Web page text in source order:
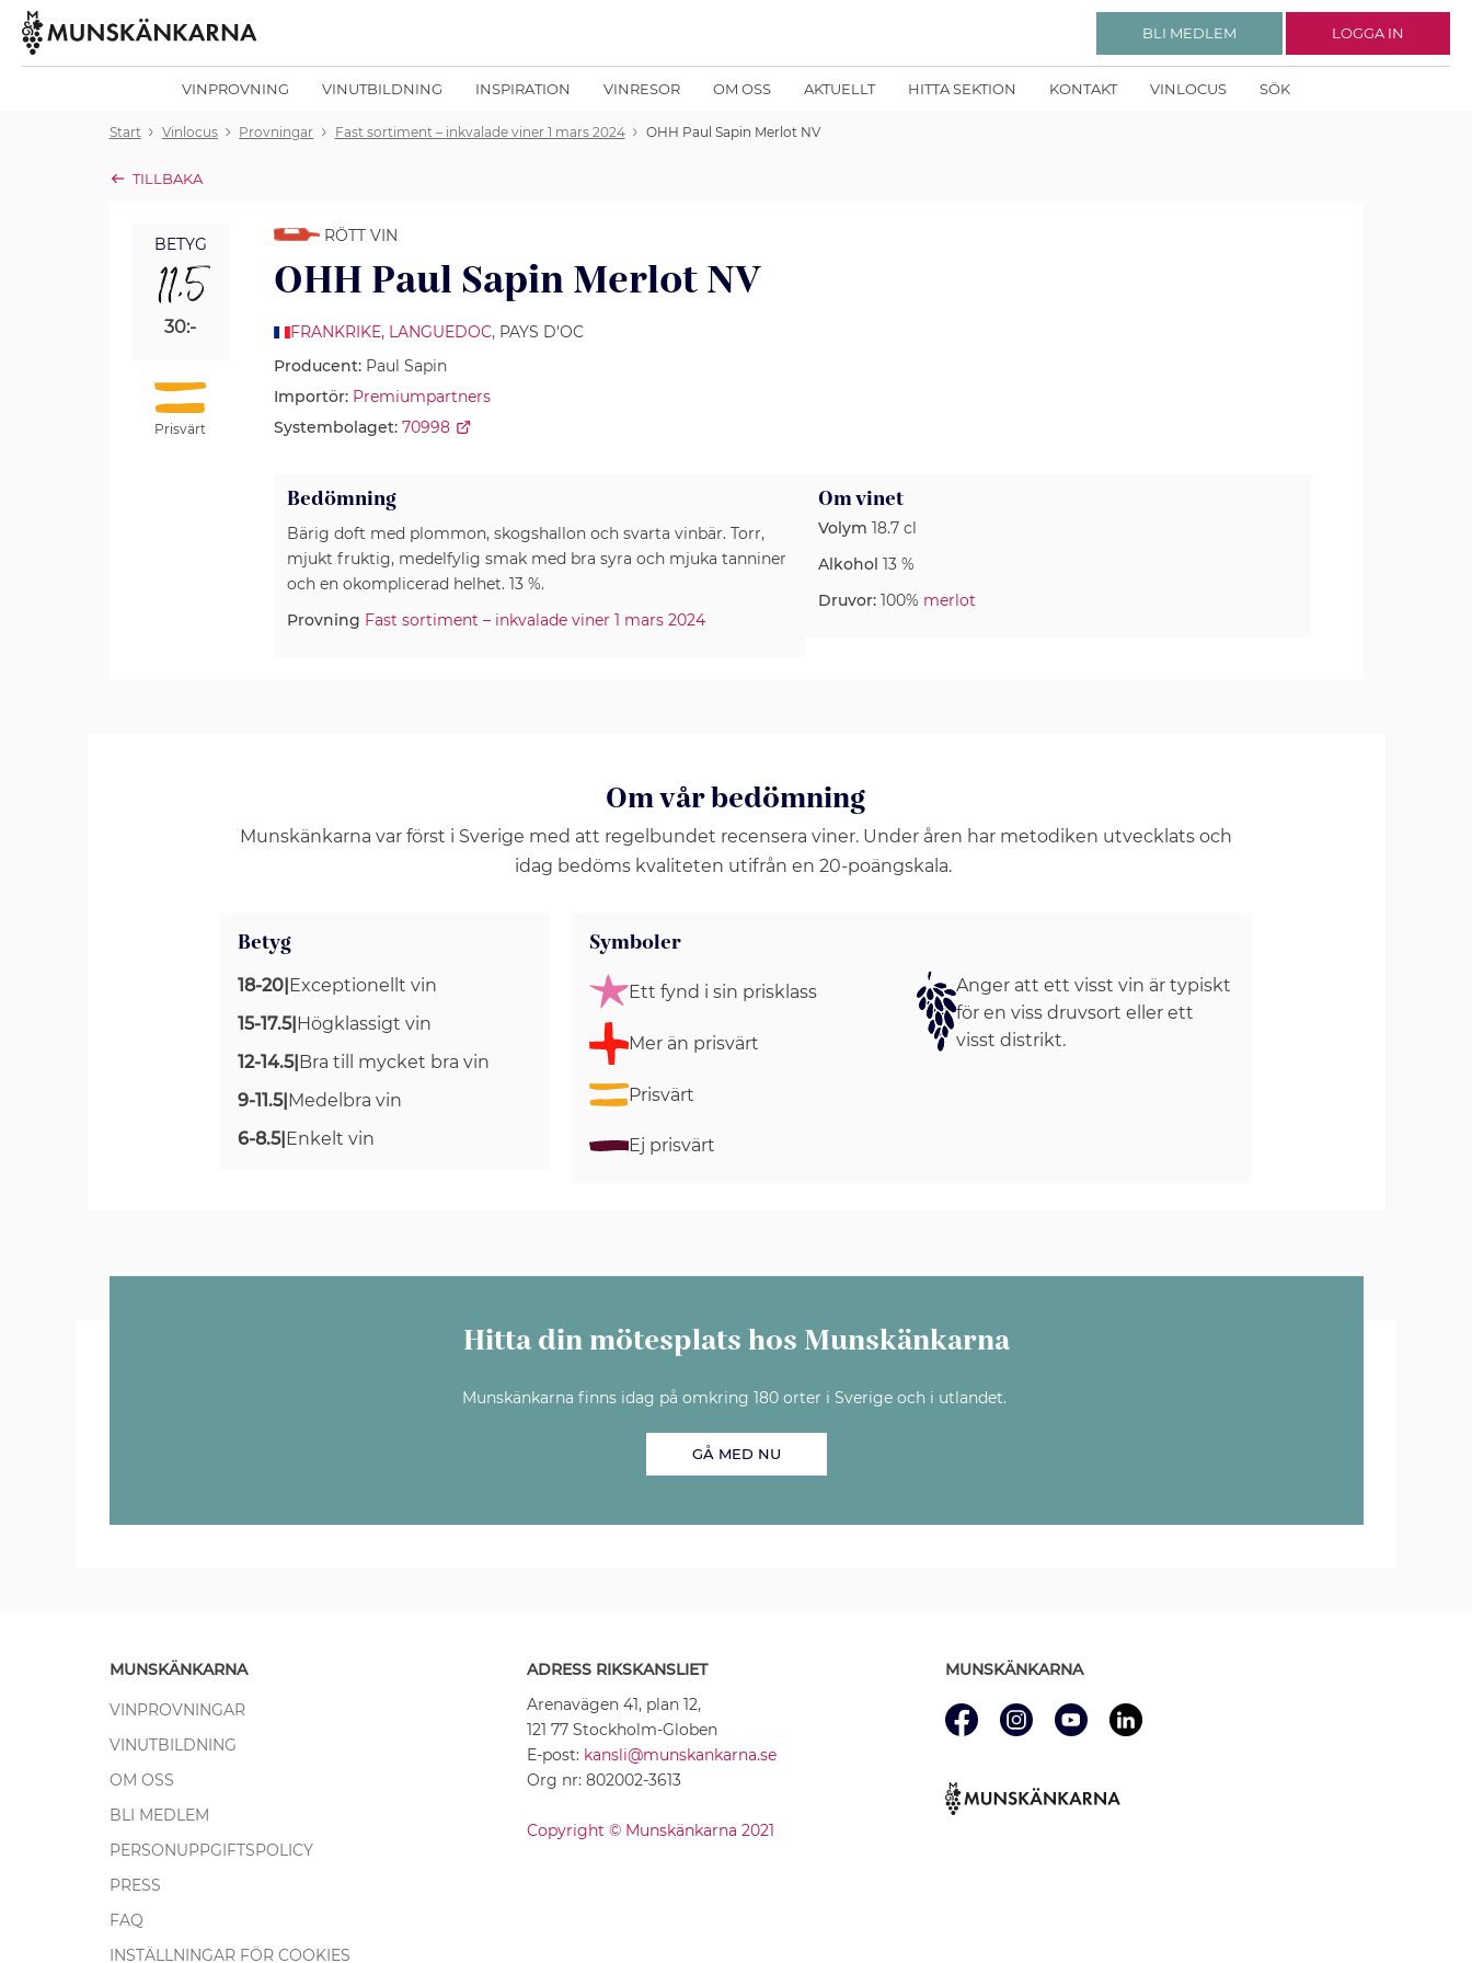
VINPROVNING VINUTBILDNING INSPIRATION VINRESOR OM OSS AKTUELLT HITTA SEKTION KONTAKT VINLOCUS SÖK
BLI MEDLEM LOGGA IN
Start Vinlocus Provningar Fast sortiment – inkvalade viner 1 mars 2024 OHH Paul Sapin Merlot NV
TILLBAKA
BETYG
11,5
30:-
Prisvärt
RÖTT VIN
OHH Paul Sapin Merlot NV
FRANKRIKE, LANGUEDOC, PAYS D'OC
Producent:Paul Sapin
Importör: Premiumpartners
Systembolaget: 70998
Bedömning
Bärig doft med plommon, skogshallon och svarta vinbär. Torr,
mjukt fruktig, medelfylig smak med bra syra och mjuka tanniner
och en okomplicerad helhet. 13 %.
Provning Fast sortiment – inkvalade viner 1 mars 2024
Om vinet
Volym 18.7 cl
Alkohol 13 %
Druvor: 100% merlot
Om vår bedömning
Munskänkarna var först i Sverige med att regelbundet recensera viner. Under åren har metodiken utvecklats och
idag bedöms kvaliteten utifrån en 20-poängskala.
Betyg
18-20|Exceptionellt vin
15-17.5|Högklassigt vin
12-14.5|Bra till mycket bra vin
9-11.5|Medelbra vin
6-8.5|Enkelt vin
Symboler
Ett fynd i sin prisklass
Mer än prisvärt
Prisvärt
Ej prisvärt
Anger att ett visst vin är typiskt
för en viss druvsort eller ett
visst distrikt.
Hitta din mötesplats hos Munskänkarna
Munskänkarna finns idag på omkring 180 orter i Sverige och i utlandet.
GÅ MED NU
MUNSKÄNKARNA
VINPROVNINGAR
VINUTBILDNING
OM OSS
BLI MEDLEM
PERSONUPPGIFTSPOLICY
PRESS
FAQ
INSTÄLLNINGAR FÖR COOKIES
ADRESS RIKSKANSLIET
Arenavägen 41, plan 12,
121 77 Stockholm-Globen
E-post: kansli@munskankarna.se
Org nr: 802002-3613
Copyright © Munskänkarna 2021
MUNSKÄNKARNA